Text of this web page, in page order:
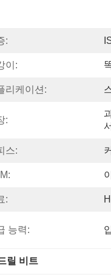
:
이:
리케이션:
:
스:
:
능력:
릴 비트